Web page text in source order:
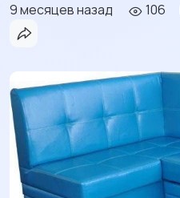
9 месяцев назад 106